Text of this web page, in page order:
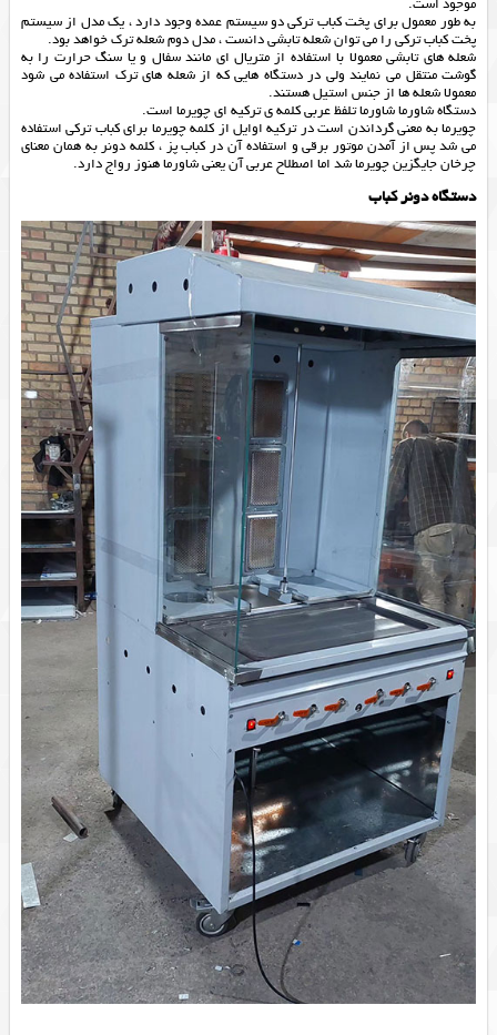
موجود است.
به طور معمول برای پخت کباب ترکی دو سیستم عمده وجود دارد ، یک مدل از سیستم
پخت کباب ترکی را می توان شعله تابشی دانست ، مدل دوم شعله ترک خواهد بود.
شعله های تابشی معمولا با استفاده از متریال ای مانند سفال و یا سنگ حرارت را به
گوشت منتقل می نمایند ولی در دستگاه هایی که از شعله های ترک استفاده می شود
معمولا شعله ها از جنس استیل هستند.
دستگاه شاورما شاورما تلفظ عربی کلمه ی ترکیه ای چویرما است.
چویرما به معنی گرداندن است در ترکیه اوایل از کلمه چویرما برای کباب ترکی استفاده
می شد پس از آمدن موتور برقی و استفاده آن در کباب پز ، کلمه دونر به همان معنای
چرخان جایگزین چویرما شد اما اصطلاح عربی آن یعنی شاورما هنوز رواج دارد.
دستگاه دونر کباب